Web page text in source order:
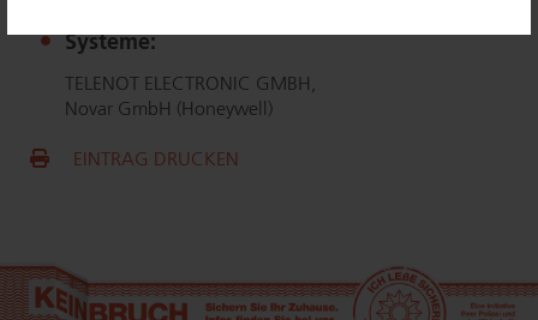
Systeme:
TELENOT ELECTRONIC GMBH,
Novar GmbH (Honeywell)
EINTRAG DRUCKEN